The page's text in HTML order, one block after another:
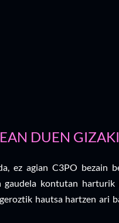
DUEN
ez agian C3PO bezain
gaudela kontutan
hautsa hartzen ari